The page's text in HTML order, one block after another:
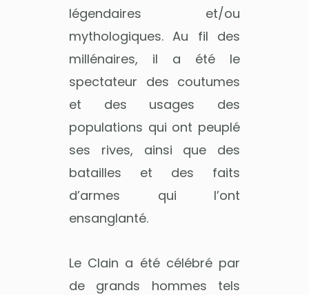
légendaires et/ou
mythologiques. Au fil des
millénaires, il a été le
spectateur des coutumes
et des usages des
populations qui ont peuplé
ses rives, ainsi que des
batailles et des faits
d’armes qui l’ont
ensanglanté.
Le Clain a été célébré par
de grands hommes tels